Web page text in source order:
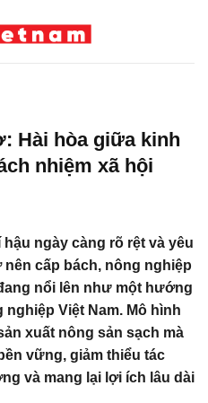
Hài hòa giữa kinh
nhiệm xã hội
ngày càng rõ rệt và yêu
cấp bách, nông nghiệp
nổi lên như một hướng
Việt Nam. Mô hình
xuất nông sản sạch mà
vững, giảm thiểu tác
và mang lại lợi ích lâu dài